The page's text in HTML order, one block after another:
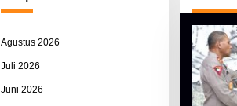
Agustus 2026
Juli 2026
Juni 2026